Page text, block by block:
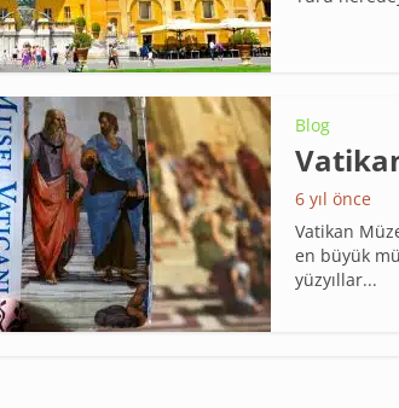
Blog
6 yıl önce
Vatikan
en büyük
yüzyıllar...